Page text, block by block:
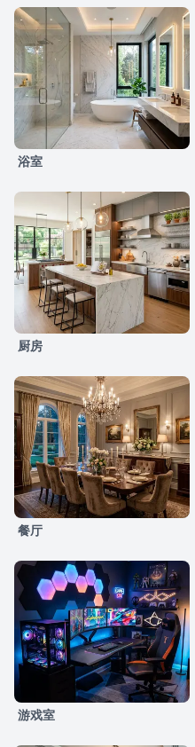
浴室
厨房
餐厅
游戏室